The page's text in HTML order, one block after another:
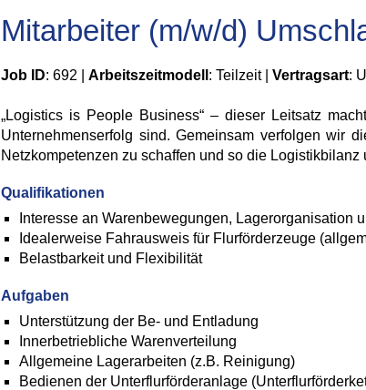
Mitarbeiter (m/w/d)
Job ID: 692 | Arbeitszeitmodell : Teilzeit | Vertragsart:
„Logistics is People Business“ – dieser Leitsatz
Unternehmenserfolg sind. Gemeinsam verfolgen wir
Netzkompetenzen zu schaffen und so die
Qualifikationen
Interesse an Warenbewegungen, Lagerorganisation
Idealerweise Fahrausweis für Flurförderzeuge
Belastbarkeit und Flexibilität
Aufgaben
Unterstützung der Be- und Entladung
Innerbetriebliche Warenverteilung
Allgemeine Lagerarbeiten (z.B. Reinigung)
Bedienen der Unterflurförderanlage